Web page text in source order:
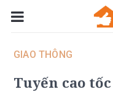
GIAO THÔNG
Tuyến cao